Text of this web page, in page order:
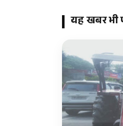
यह खबर भी